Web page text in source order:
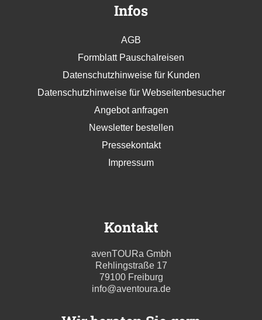
Infos
AGB
Formblatt Pauschalreisen
Datenschutzhinweise für Kunden
Datenschutzhinweise für Webseitenbesucher
Angebot anfragen
Newsletter bestellen
Pressekontakt
Impressum
Kontakt
avenTOURa Gmbh
Rehlingstraße 17
79100 Freiburg
info@aventoura.de